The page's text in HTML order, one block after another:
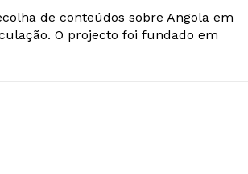
de conteúdos sobre Angola em
O projecto foi fundado em